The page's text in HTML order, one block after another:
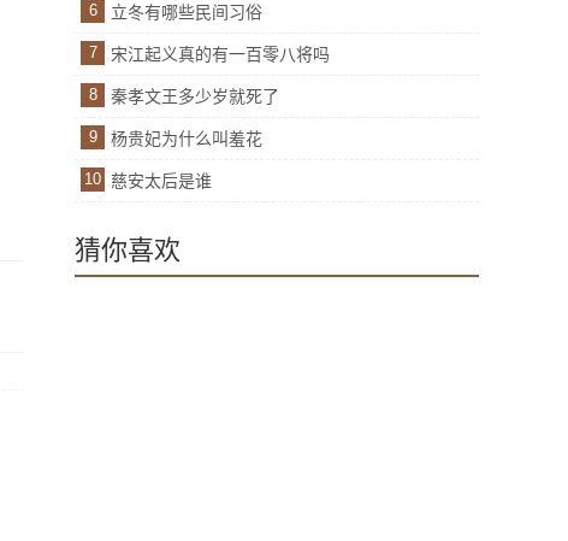
6 立冬有哪些民间习俗
7 宋江起义真的有一百零八将吗
8 秦孝文王多少岁就死了
9 杨贵妃为什么叫羞花
10 慈安太后是谁
猜你喜欢